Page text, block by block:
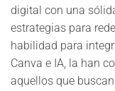
digital con una
estrategias para
habilidad para
Canva e IA, la han
aquellos que